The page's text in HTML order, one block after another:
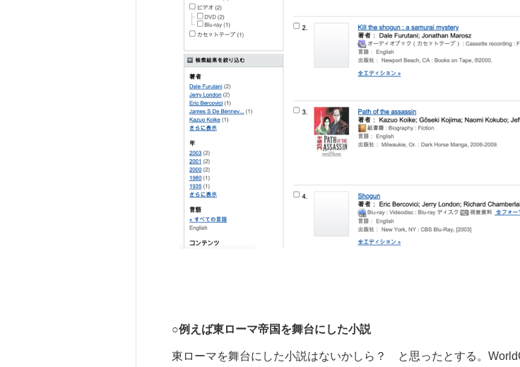
○例えば東ローマ帝国を舞台にした小説
東ローマを舞台にした小説はないかしら？ と思ったとする。